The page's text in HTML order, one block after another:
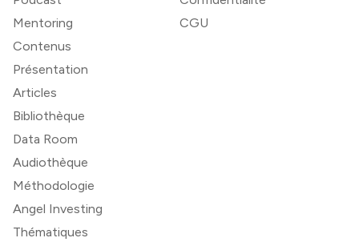
Mentoring
Contenus
Présentation
Articles
Bibliothèque
Data Room
Audiothèque
Méthodologie
Angel Investing
Thématiques
CGU